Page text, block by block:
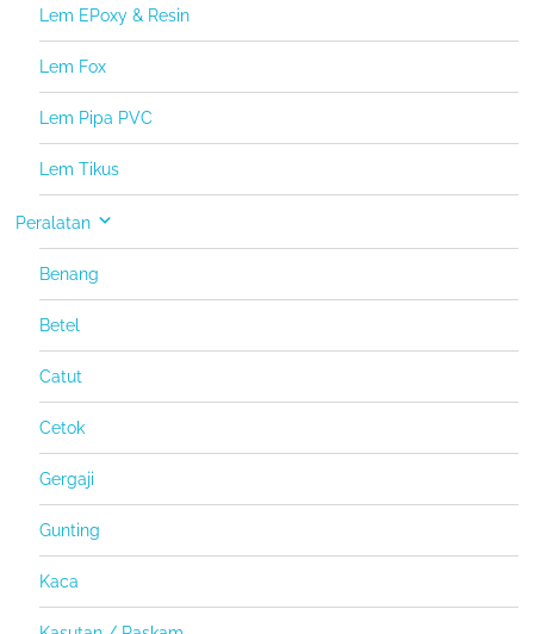
Lem EPoxy & Resin
Lem Fox
Lem Pipa PVC
Lem Tikus
Peralatan
Benang
Betel
Catut
Cetok
Gergaji
Gunting
Kaca